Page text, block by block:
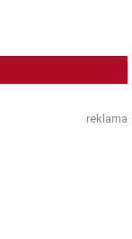
reklama